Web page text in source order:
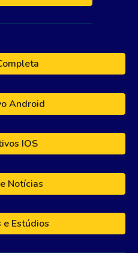
Android
IOS
Notícias
e Estúdios